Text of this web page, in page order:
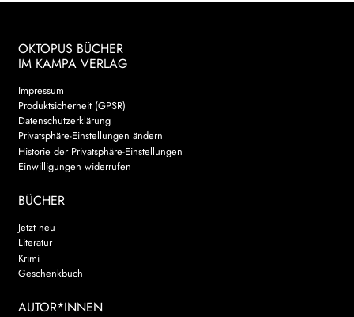
OKTOPUS BÜCHER
IM KAMPA VERLAG
Impressum
Produktsicherheit (GPSR)
Datenschutzerklärung
Privatsphäre-Einstellungen ändern
Historie der Privatsphäre-Einstellungen
Einwilligungen widerrufen
BÜCHER
Jetzt neu
Literatur
Krimi
Geschenkbuch
AUTOR*INNEN